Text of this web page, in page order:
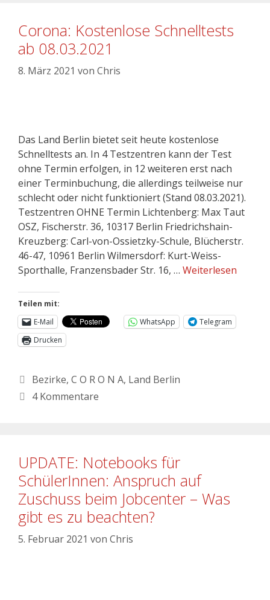
Corona: Kostenlose Schnelltests
ab 08.03.2021
8. März 2021 von Chris
Das Land Berlin bietet seit heute kostenlose
Schnelltests an. In 4 Testzentren kann der Test
ohne Termin erfolgen, in 12 weiteren erst nach
einer Terminbuchung, die allerdings teilweise nur
schlecht oder nicht funktioniert (Stand 08.03.2021).
Testzentren OHNE Termin Lichtenberg: Max Taut
OSZ, Fischerstr. 36, 10317 Berlin Friedrichshain-
Kreuzberg: Carl-von-Ossietzky-Schule, Blücherstr.
46-47, 10961 Berlin Wilmersdorf: Kurt-Weiss-
Sporthalle, Franzensbader Str. 16, … Weiterlesen
Teilen mit:
E-Mail
WhatsApp
Telegram
Drucken
Bezirke, C O R O N A, Land Berlin
4 Kommentare
UPDATE: Notebooks für
SchülerInnen: Anspruch auf
Zuschuss beim Jobcenter – Was
gibt es zu beachten?
5. Februar 2021 von Chris